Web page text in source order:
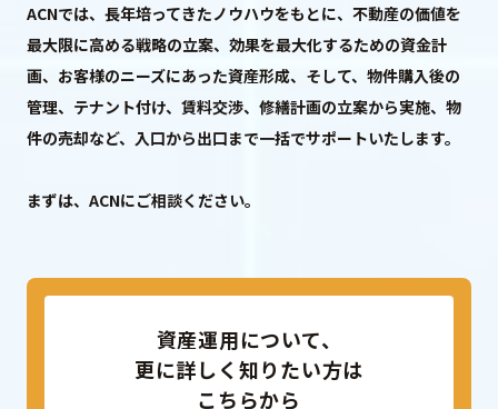
ACNでは、長年培ってきたノウハウをもとに、不動産の価値を
最大限に高める戦略の立案、効果を最大化するための資金計
画、お客様のニーズにあった資産形成、そして、物件購入後の
管理、テナント付け、賃料交渉、修繕計画の立案から実施、物
件の売却など、入口から出口まで一括でサポートいたします。
まずは、ACNにご相談ください。
資産運用について、
更に詳しく知りたい方は
こちらから